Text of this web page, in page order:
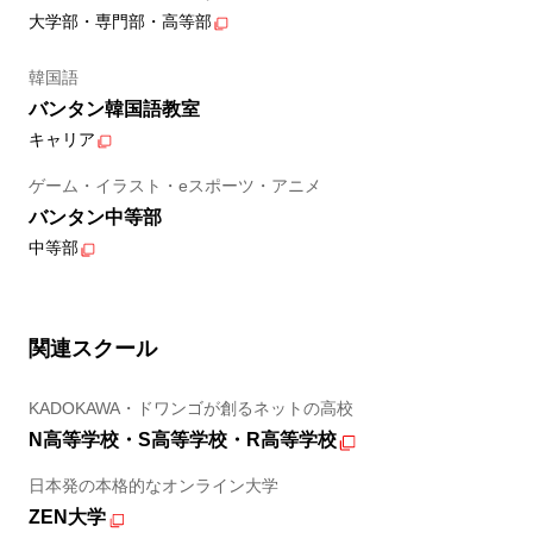
大学部・専門部・高等部
韓国語
バンタン韓国語教室
キャリア
ゲーム・イラスト・eスポーツ・アニメ
バンタン中等部
中等部
関連スクール
KADOKAWA・ドワンゴが創るネットの高校
N高等学校・S高等学校・R高等学校
日本発の本格的なオンライン大学
ZEN大学